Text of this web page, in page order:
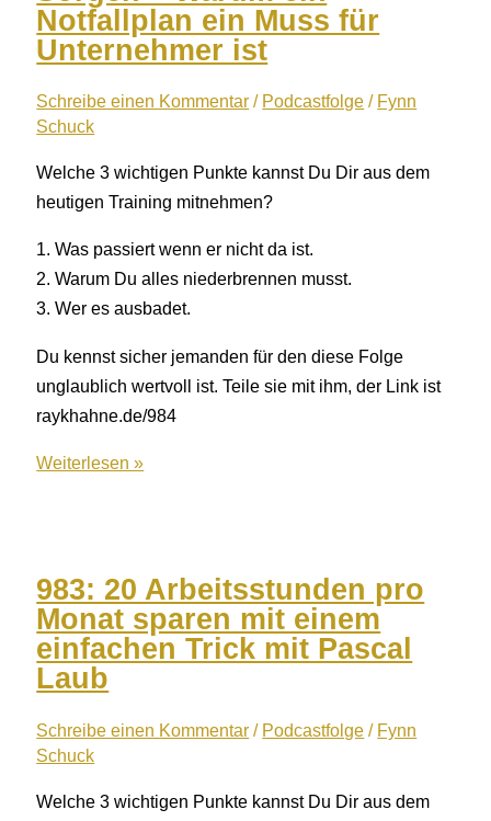
Gründe
Wie
20
Stunden
weniger
Leben
als
Unternehmer
verändern
Notfallplan ein Muss für
Unternehmer ist
Schreibe einen Kommentar / Podcastfolge / Fynn
Schuck
Welche 3 wichtigen Punkte kannst Du Dir aus dem
heutigen Training mitnehmen?
1. Was passiert wenn er nicht da ist.
2. Warum Du alles niederbrennen musst.
3. Wer es ausbadet.
Du kennst sicher jemanden für den diese Folge
unglaublich wertvoll ist. Teile sie mit ihm, der Link ist
raykhahne.de/984
984:
–
Warum
ein
Notfallplan
ein
Muss
für
Weiterlesen »
983: 20 Arbeitsstunden pro
Monat sparen mit einem
einfachen Trick mit Pascal
Laub
Schreibe einen Kommentar / Podcastfolge / Fynn
Schuck
Welche 3 wichtigen Punkte kannst Du Dir aus dem